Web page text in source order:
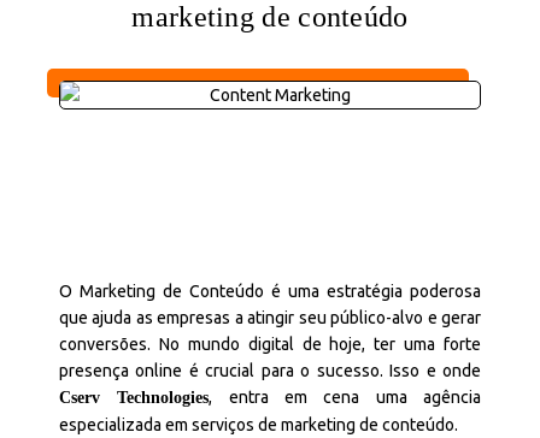
marketing de conteúdo
O Marketing de Conteúdo é uma estratégia poderosa
que ajuda as empresas a atingir seu público-alvo e gerar
conversões. No mundo digital de hoje, ter uma forte
presença online é crucial para o sucesso. Isso e onde
Cserv Technologies, entra em cena uma agência
especializada em serviços de marketing de conteúdo.